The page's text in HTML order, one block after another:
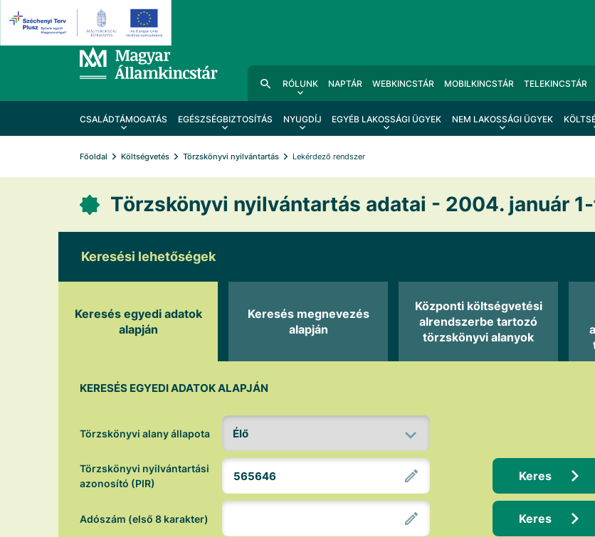
RÓLUNK NAPTÁR WEBKINCSTÁR MOBILKINCSTÁR TELEKINCSTÁR
CSALÁDTÁMOGATÁS EGÉSZSÉGBIZTOSÍTÁS NYUGDÍJ EGYÉB LAKOSSÁGI ÜGYEK NEM LAKOSSÁGI ÜGYEK
Főoldal Költségvetés Törzskönyvi nyilvántartás Lekérdező rendszer
Törzskönyvi nyilvántartás adatai - 2004. január
Keresési lehetőségek
Keresés egyedi adatok
alapján
KERESÉS EGYEDI ADATOK ALAPJÁN
Törzskönyvi alany állapota
Törzskönyvi nyilvántartási
azonosító (PIR)
Keres
Adószám (első 8 karakter) Keres
Keresés megnevezés
alapján
Központi költségvetési
alrendszerbe tartozó
törzskönyvi alanyok